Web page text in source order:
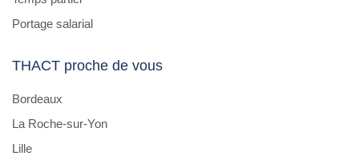
Portage salarial
THACT proche de vous
Bordeaux
La Roche-sur-Yon
Lille